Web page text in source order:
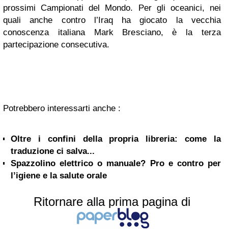
prossimi Campionati del Mondo. Per gli oceanici, nei
quali anche contro l’Iraq ha giocato la vecchia
conoscenza italiana Mark Bresciano, è la terza
partecipazione consecutiva.
Potrebbero interessarti anche :
Oltre i confini della propria libreria: come la
traduzione ci salva...
Spazzolino elettrico o manuale? Pro e contro per
l’igiene e la salute orale
Ritornare alla prima pagina di